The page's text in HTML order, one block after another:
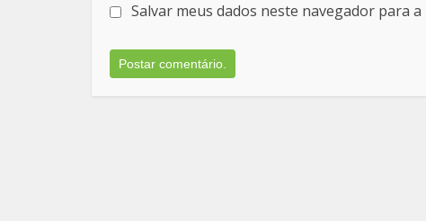
Salvar meus dados neste navegador para